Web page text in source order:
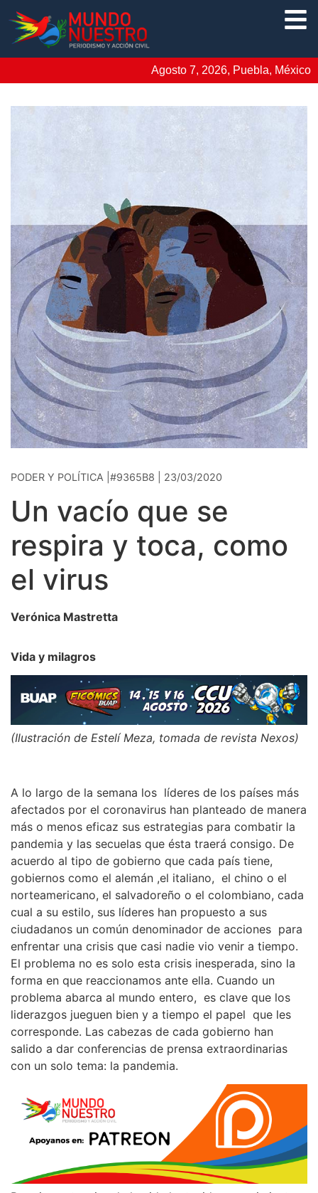
Agosto 7, 2026, Puebla, México
PODER Y POLÍTICA |#9365B8 | 23/03/2020
Un vacío que se
respira y toca, como
el virus
Verónica Mastretta
Vida y milagros
(Ilustración de Estelí Meza, tomada de revista Nexos)
A lo largo de la semana los líderes de los países más
afectados por el coronavirus han planteado de manera
más o menos eficaz sus estrategias para combatir la
pandemia y las secuelas que ésta traerá consigo. De
acuerdo al tipo de gobierno que cada país tiene,
gobiernos como el alemán ,el italiano, el chino o el
norteamericano, el salvadoreño o el colombiano, cada
cual a su estilo, sus líderes han propuesto a sus
ciudadanos un común denominador de acciones para
enfrentar una crisis que casi nadie vio venir a tiempo.
El problema no es solo esta crisis inesperada, sino la
forma en que reaccionamos ante ella. Cuando un
problema abarca al mundo entero, es clave que los
liderazgos jueguen bien y a tiempo el papel que les
corresponde. Las cabezas de cada gobierno han
salido a dar conferencias de prensa extraordinarias
con un solo tema: la pandemia.